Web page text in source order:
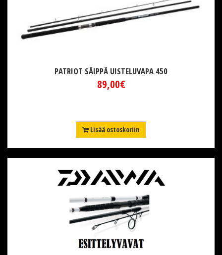
PATRIOT SÄIPPÄ UISTELUVAPA 450
89,00€
Lisää ostoskoriin